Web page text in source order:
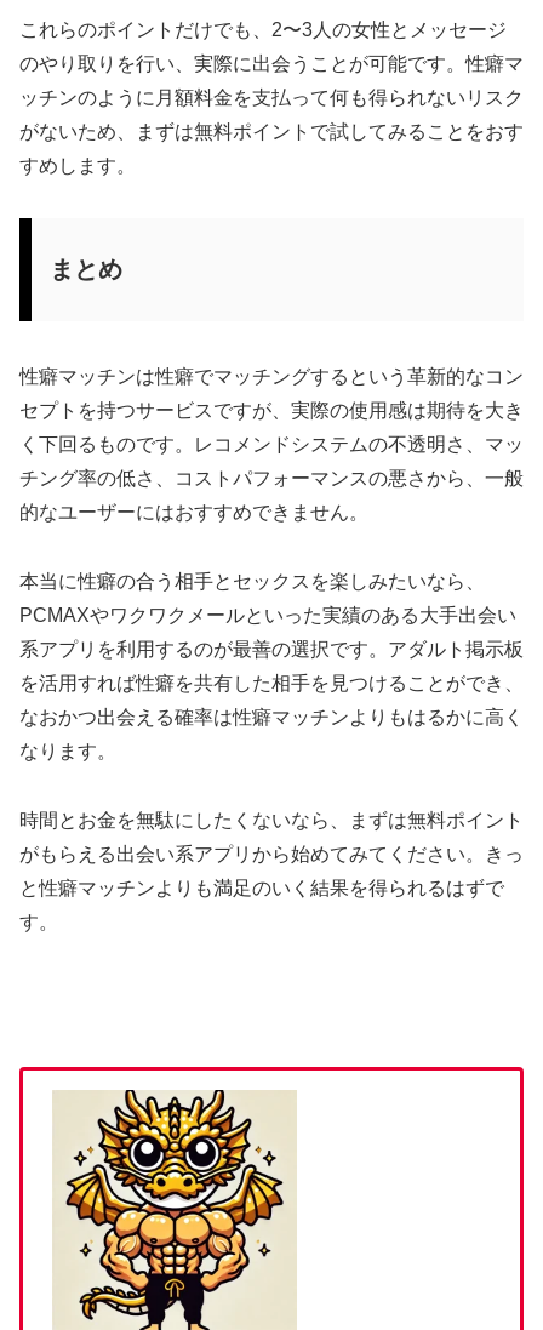
これらのポイントだけでも、2〜3人の女性とメッセージ
のやり取りを行い、実際に出会うことが可能です。性癖マ
ッチンのように月額料金を支払って何も得られないリスク
がないため、まずは無料ポイントで試してみることをおす
すめします。
まとめ
性癖マッチンは性癖でマッチングするという革新的なコン
セプトを持つサービスですが、実際の使用感は期待を大き
く下回るものです。レコメンドシステムの不透明さ、マッ
チング率の低さ、コストパフォーマンスの悪さから、一般
的なユーザーにはおすすめできません。
本当に性癖の合う相手とセックスを楽しみたいなら、
PCMAXやワクワクメールといった実績のある大手出会い
系アプリを利用するのが最善の選択です。アダルト掲示板
を活用すれば性癖を共有した相手を見つけることができ、
なおかつ出会える確率は性癖マッチンよりもはるかに高く
なります。
時間とお金を無駄にしたくないなら、まずは無料ポイント
がもらえる出会い系アプリから始めてみてください。きっ
と性癖マッチンよりも満足のいく結果を得られるはずで
す。